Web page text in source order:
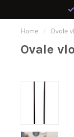
Home / Ovale
Ovale